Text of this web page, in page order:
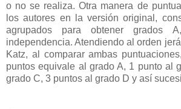
o no se realiza. Otra manera de
los autores en la versión original,
agrupados para obtener
independencia. Atendiendo al orden
Katz, al comparar ambas
puntos equivale al grado A, 1 punto al
grado C, 3 puntos al grado D y así